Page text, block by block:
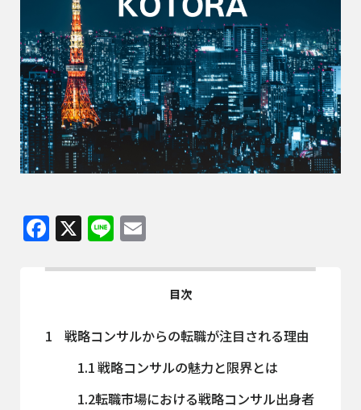
Facebook
X Line
目次
1
戦略コンサルからの転職が注目される理由
1.1戦略コンサルの魅力と限界とは
1.2転職市場における戦略コンサル出身者